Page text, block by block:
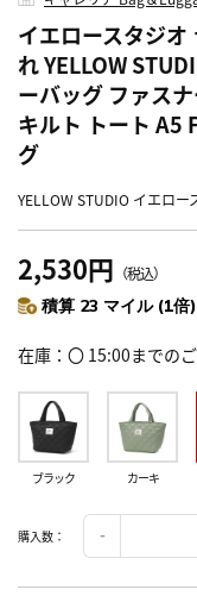
イエロースタジオ
れ YELLOW
ーバッグ ファス
キルト トート A5
グ
YELLOW STUDIO イエロ
2,530円 （税込）
積算 23 マイル (1倍)
在庫 〇 15:00までの
ブラック カーキ
購入数：